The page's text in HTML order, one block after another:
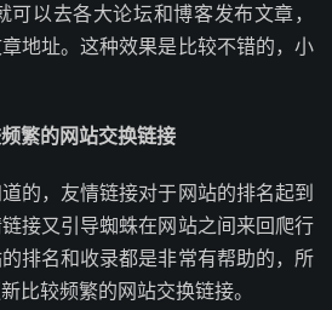
以去各大论坛和博客发布文章，
地址。这种效果是比较不错的，小
繁的网站交换链接
的，友情链接对于网站的排名起到
接又引导蜘蛛在网站之间来回爬行
排名和收录都是非常有帮助的，所
比较频繁的网站交换链接。